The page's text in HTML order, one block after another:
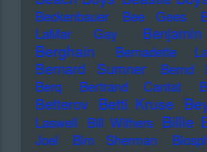
Beckenbauer Bee Gees
LaMar Gay
Berghain Bernadette
Bernard Sumner
Bernd
Berq
Bertrand Cantat
Betterov Betti Kruse
Laswell
Bill Withers Billie
Joel
Bim Sherman